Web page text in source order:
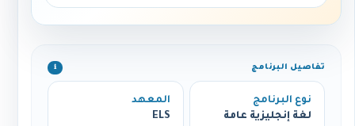
تفاصيل البرنامج ℹ️
نوع البرنامج
لغة إنجليزية عامة
المعهد
ELS